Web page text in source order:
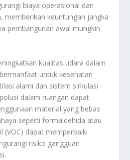
biaya operasional dan
memberikan keuntungan jangka
pembangunan awal mungkin
kualitas udara dalam
untuk kesehatan
alami dan sistem sirkulasi
dalam ruangan dapat
material yang bebas
seperti formaldehida atau
(VOC) dapat memperbaiki
risiko gangguan